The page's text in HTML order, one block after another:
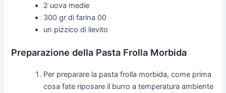
2 uova medie
300 gr di farina 00
un pizzico di lievito
Preparazione della Pasta Frolla Morbida
Per preparare la pasta frolla morbida, come prima
cosa fate riposare il burro a temperatura ambiente